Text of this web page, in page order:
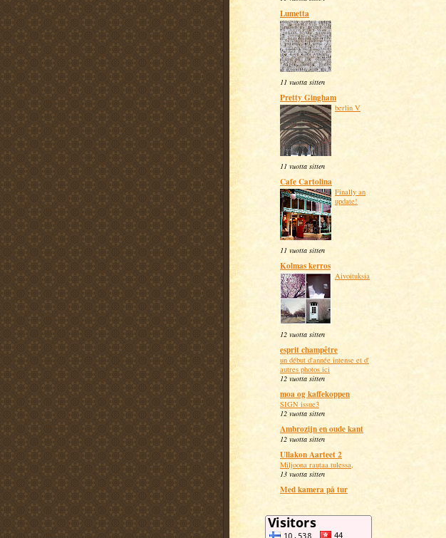
Lumetta
11 vuotta sitten
Pretty Gingham
berlin V
11 vuotta sitten
Cafe Cartolina
Finally an
update!
11 vuotta sitten
Kolmas kerros
Aivoituksia
12 vuotta sitten
esprit champêtre
un début d'année intense et d'
autres photos ici
12 vuotta sitten
moa og kaffekoppen
SIGN issue3
12 vuotta sitten
Ambrozijn en oude kant
12 vuotta sitten
Ullakon Aarteet 2
Miljoona rautaa tulessa,
13 vuotta sitten
Med kamera på tur